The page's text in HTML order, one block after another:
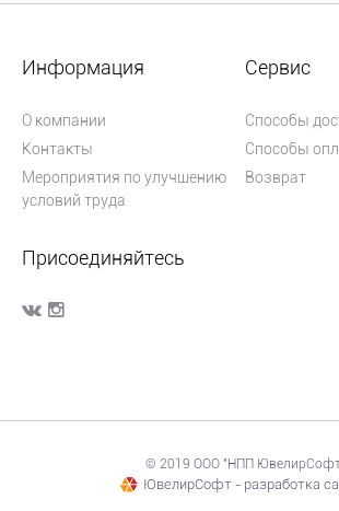
Информация
О компании
Контакты
Мероприятия по улучшению
условий труда
Сервис
Способы
Способы
Возврат
Присоединяйтесь
© 2019 ООО "НПП
ЮвелирСофт - разработка